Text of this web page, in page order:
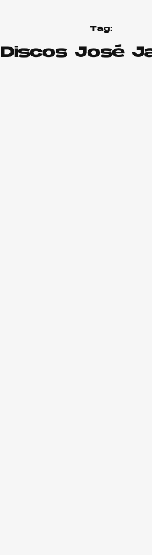
Tag:
Discos José